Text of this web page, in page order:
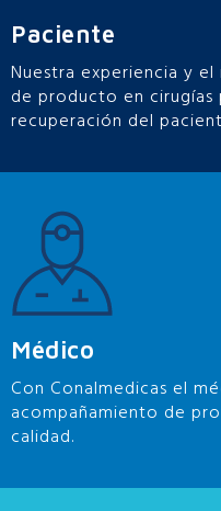
Paciente
Nuestra experiencia y
de producto en
recuperación del
Médico
Con Conalmedicas el
acompañamiento de
calidad.